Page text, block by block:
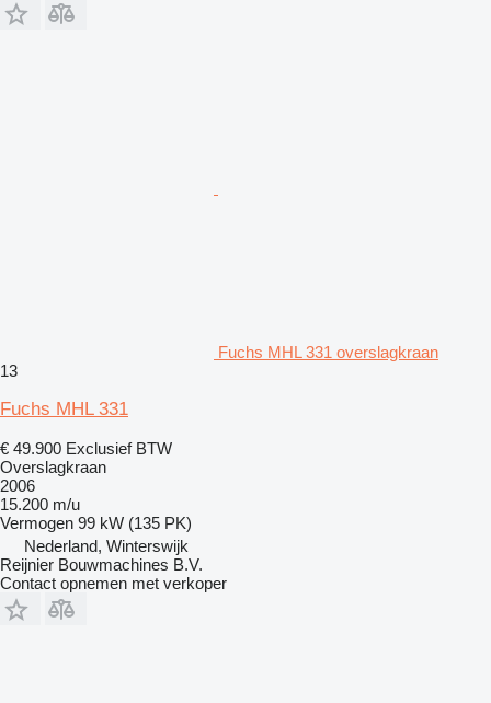
Fuchs MHL 331 overslagkraan
13
Fuchs MHL 331
€ 49.900 Exclusief BTW
Overslagkraan
2006
15.200 m/u
Vermogen 99 kW (135 PK)
Nederland, Winterswijk
Reijnier Bouwmachines B.V.
Contact opnemen met verkoper